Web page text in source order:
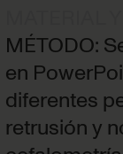
MÉTODO:
en
diferentes
retrusión y